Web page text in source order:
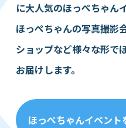
に大人気のほっぺちゃん
ほっぺちゃんの写真撮影
ショップなど様々な形で
お届けします。
ほっぺちゃんイベント